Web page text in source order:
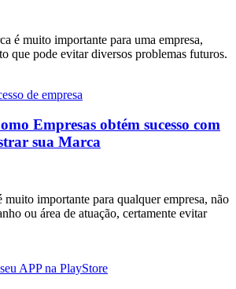
é muito importante para uma empresa,
que pode evitar diversos problemas futuros.
Empresas obtém sucesso com
sua Marca
importante para qualquer empresa, não
ou área de atuação, certamente evitar